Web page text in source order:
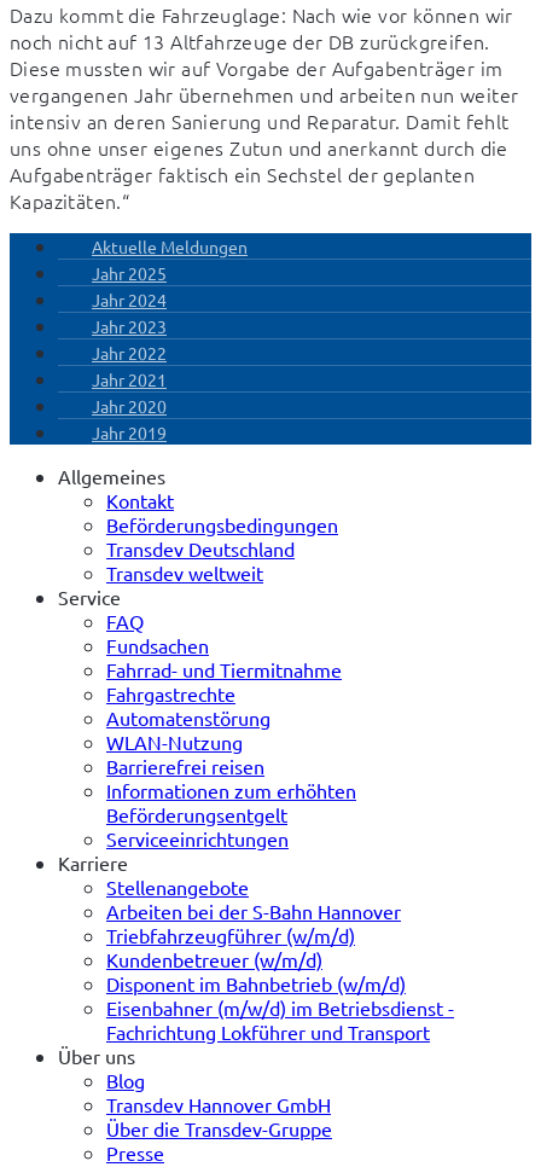
Dazu kommt die Fahrzeuglage: Nach wie vor können wir
noch nicht auf 13 Altfahrzeuge der DB zurückgreifen.
Diese mussten wir auf Vorgabe der Aufgabenträger im
vergangenen Jahr übernehmen und arbeiten nun weiter
intensiv an deren Sanierung und Reparatur. Damit fehlt
uns ohne unser eigenes Zutun und anerkannt durch die
Aufgabenträger faktisch ein Sechstel der geplanten
Kapazitäten.“
Aktuelle Meldungen
Jahr 2025
Jahr 2024
Jahr 2023
Jahr 2022
Jahr 2021
Jahr 2020
Jahr 2019
Allgemeines
Kontakt
Beförderungsbedingungen
Transdev Deutschland
Transdev weltweit
Service
FAQ
Fundsachen
Fahrrad- und Tiermitnahme
Fahrgastrechte
Automatenstörung
WLAN-Nutzung
Barrierefrei reisen
Informationen zum erhöhten
Beförderungsentgelt
Serviceeinrichtungen
Karriere
Stellenangebote
Arbeiten bei der S-Bahn Hannover
Triebfahrzeugführer (w/m/d)
Kundenbetreuer (w/m/d)
Disponent im Bahnbetrieb (w/m/d)
Eisenbahner (m/w/d) im Betriebsdienst -
Fachrichtung Lokführer und Transport
Über uns
Blog
Transdev Hannover GmbH
Über die Transdev-Gruppe
Presse